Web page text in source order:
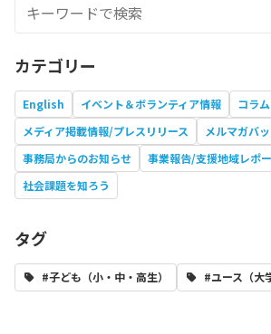
カテゴリー
English イベント＆ボランティア情報 コラム
メディア掲載情報/プレスリリース
メルマガバ
事務局からのお知らせ
事業報告/支援地域レポ
社会課題を知ろう
タグ
#子ども（小・中・高生） #ユース（大